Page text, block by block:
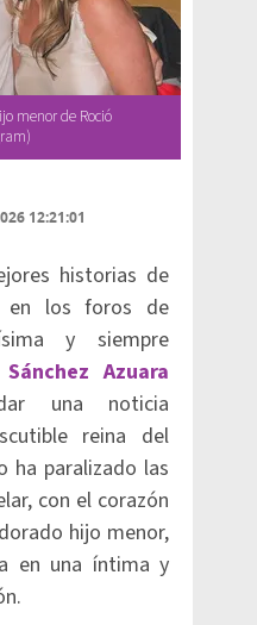
menor de Roció
12:21:01
historias de
en los foros de
y siempre
Azuara
una noticia
reina del
ha paralizado las
con el corazón
hijo menor,
en una íntima y